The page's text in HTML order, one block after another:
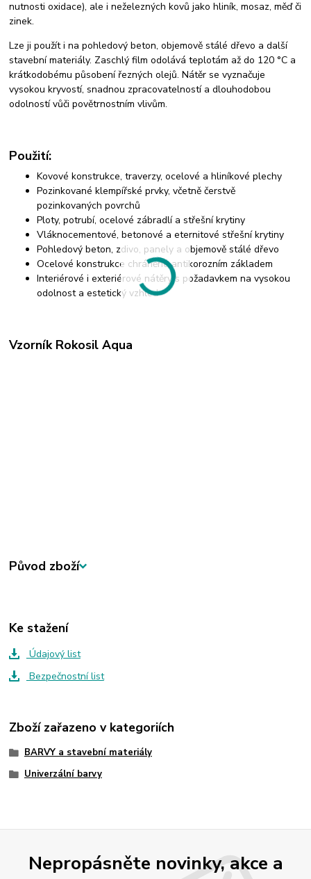
nutnosti oxidace), ale i neželezných kovů jako hliník, mosaz, měď či
zinek.
Lze ji použít i na pohledový beton, objemově stálé dřevo a další
stavební materiály. Zaschlý film odolává teplotám až do 120 °C a
krátkodobému působení řezných olejů. Nátěr se vyznačuje
vysokou kryvostí, snadnou zpracovatelností a dlouhodobou
odolností vůči povětrnostním vlivům.
Použití:
Kovové konstrukce, traverzy, ocelové a hliníkové plechy
Pozinkované klempířské prvky, včetně čerstvě
pozinkovaných povrchů
Ploty, potrubí, ocelové zábradlí a střešní krytiny
Vláknocementové, betonové a eternitové střešní krytiny
Pohledový beton, zdivo, panely a objemově stálé dřevo
Ocelové konstrukce chráněné antikorozním základem
Interiérové i exteriérové nátěry s požadavkem na vysokou
odolnost a estetický vzhled
Vzorník Rokosil Aqua
Původ zboží
Ke stažení
Údajový list
Bezpečnostní list
Zboží zařazeno v kategoriích
BARVY a stavební materiály
Univerzální barvy
Nepropásněte novinky, akce a